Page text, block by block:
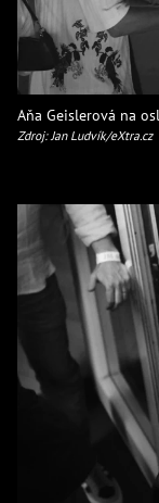
Aňa Geislerová na
Zdroj: Jan Ludvík/eXtra.cz